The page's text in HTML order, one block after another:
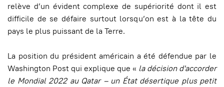
relève d’un évident complexe de supériorité dont il est
difficile de se défaire surtout lorsqu’on est à la tête du
pays le plus puissant de la Terre.
La position du président américain a été défendue par le
Washington Post qui explique que « la décision d'accorder
le Mondial 2022 au Qatar – un État désertique plus petit